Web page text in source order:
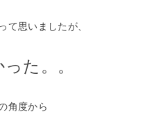
て思いましたが、
た。。
角度から